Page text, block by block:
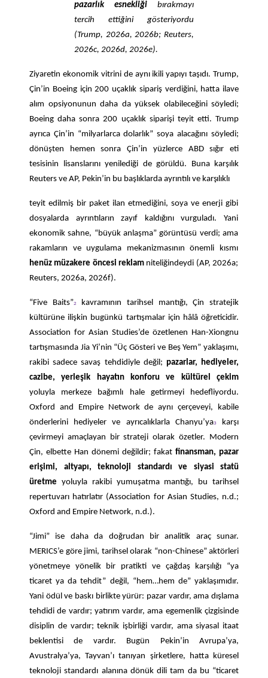
pazarlık esnekliği bırakmayı
tercih ettiğini gösteriyordu
(Trump, 2026a, 2026b; Reuters,
2026c, 2026d, 2026e).
Ziyaretin ekonomik vitrini de aynı ikili yapıyı taşıdı. Trump,
Çin’in Boeing için 200 uçaklık sipariş verdiğini, hatta ilave
alım opsiyonunun daha da yüksek olabileceğini söyledi;
Boeing daha sonra 200 uçaklık siparişi teyit etti. Trump
ayrıca Çin’in “milyarlarca dolarlık” soya alacağını söyledi;
dönüşten hemen sonra Çin’in yüzlerce ABD sığır eti
tesisinin lisanslarını yenilediği de görüldü. Buna karşılık
Reuters ve AP, Pekin’in bu başlıklarda ayrıntılı ve karşılıklı
teyit edilmiş bir paket ilan etmediğini, soya ve enerji gibi
dosyalarda ayrıntıların zayıf kaldığını vurguladı. Yani
ekonomik sahne, “büyük anlaşma” görüntüsü verdi; ama
rakamların ve uygulama mekanizmasının önemli kısmı
henüz müzakere öncesi reklam niteliğindeydi (AP, 2026a;
Reuters, 2026a, 2026f).
“Five Baits”2
kavramının tarihsel mantığı, Çin stratejik
kültürüne ilişkin bugünkü tartışmalar için hâlâ öğreticidir.
Association for Asian Studies’de özetlenen Han-Xiongnu
tartışmasında Jia Yi’nin “Üç Gösteri ve Beş Yem” yaklaşımı,
rakibi sadece savaş tehdidiyle değil; pazarlar, hediyeler,
cazibe, yerleşik hayatın konforu ve kültürel çekim
yoluyla merkeze bağımlı hale getirmeyi hedefliyordu.
Oxford and Empire Network de aynı çerçeveyi, kabile
önderlerini hediyeler ve ayrıcalıklarla Chanyu’ya3karşı
çevirmeyi amaçlayan bir strateji olarak özetler. Modern
Çin, elbette Han dönemi değildir; fakat finansman, pazar
erişimi, altyapı, teknoloji standardı ve siyasi statü
üretme yoluyla rakibi yumuşatma mantığı, bu tarihsel
repertuvarı hatırlatır (Association for Asian Studies, n.d.;
Oxford and Empire Network, n.d.).
“Jimi” ise daha da doğrudan bir analitik araç sunar.
MERICS’e göre jimi, tarihsel olarak “non-Chinese” aktörleri
yönetmeye yönelik bir pratikti ve çağdaş karşılığı “ya
ticaret ya da tehdit” değil, “hem…hem de” yaklaşımıdır.
Yani ödül ve baskı birlikte yürür: pazar vardır, ama dışlama
tehdidi de vardır; yatırım vardır, ama egemenlik çizgisinde
disiplin de vardır; teknik işbirliği vardır, ama siyasal itaat
beklentisi de vardır. Bugün Pekin’in Avrupa’ya,
Avustralya’ya, Tayvan’ı tanıyan şirketlere, hatta küresel
teknoloji standardı alanına dönük dili tam da bu “ticaret